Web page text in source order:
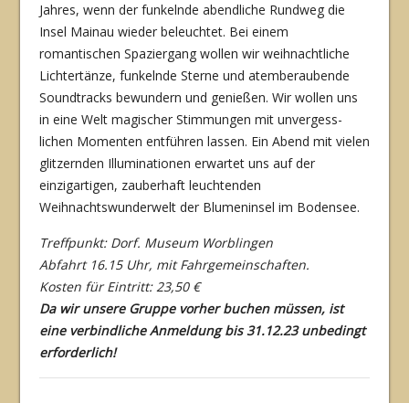
Jahres, wenn der funkelnde abendliche Rundweg die
Insel Mainau wieder beleuchtet. Bei einem
romantischen Spaziergang wollen wir weihnachtliche
Lichtertänze, funkelnde Sterne und atemberaubende
Soundtracks be­wundern und genießen. Wir wollen uns
in eine Welt magischer Stimmungen mit unvergess­
lichen Momenten entführen lassen. Ein Abend mit vielen
glitzernden Illuminationen erwar­tet uns auf der
einzigartigen, zauberhaft leuchtenden
Weihnachtswunderwelt der Blumenin­sel im Bodensee.
Treffpunkt: Dorf. Museum Worblingen
Abfahrt 16.15 Uhr, mit Fahrgemeinschaften.
Kosten für Eintritt: 23,50 €
Da wir unsere Gruppe vorher buchen müssen, ist
eine verbindliche Anmeldung bis 31.12.23 unbedingt
erforderlich!